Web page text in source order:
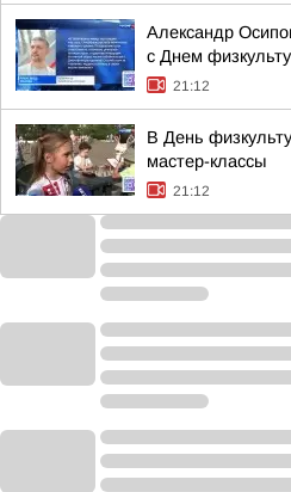
Александр
с Днем
21:12
В День
мастер-классы
21:12